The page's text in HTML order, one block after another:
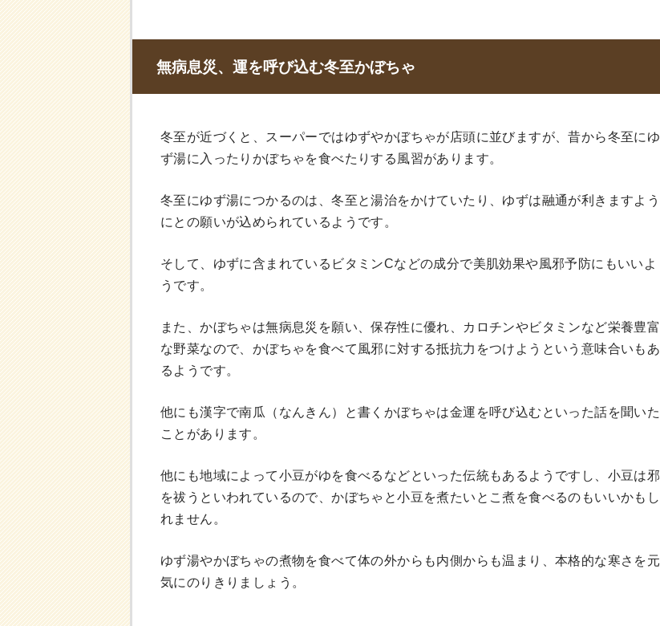
無病息災、運を呼び込む冬至かぼちゃ
冬至が近づくと、スーパーではゆずやかぼちゃが店頭に並びますが、昔から冬至にゆ
ず湯に入ったりかぼちゃを食べたりする風習があります。
冬至にゆず湯につかるのは、冬至と湯治をかけていたり、ゆずは融通が利きますよう
にとの願いが込められているようです。
そして、ゆずに含まれているビタミンCなどの成分で美肌効果や風邪予防にもいいよ
うです。
また、かぼちゃは無病息災を願い、保存性に優れ、カロチンやビタミンなど栄養豊富
な野菜なので、かぼちゃを食べて風邪に対する抵抗力をつけようという意味合いもあ
るようです。
他にも漢字で南瓜（なんきん）と書くかぼちゃは金運を呼び込むといった話を聞いた
ことがあります。
他にも地域によって小豆がゆを食べるなどといった伝統もあるようですし、小豆は邪
を祓うといわれているので、かぼちゃと小豆を煮たいとこ煮を食べるのもいいかもし
れません。
ゆず湯やかぼちゃの煮物を食べて体の外からも内側からも温まり、本格的な寒さを元
気にのりきりましょう。